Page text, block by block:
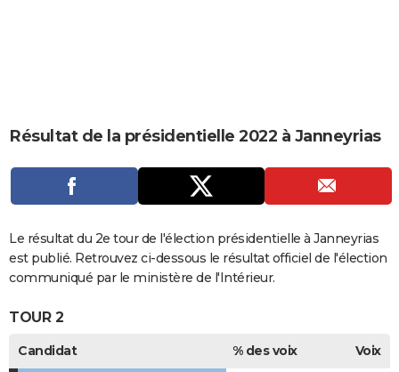
CARTE DE VOEUX
DICTIONNAIRE
Dictionnaire
Biographies
Expressions
Proverbes
PROGRAMME TV
COPAINS D'AVANT
S'inscrire
Se connecter
Lycées
Collèges
Primaires
Universités
Entreprises
Service militaire
Avis de recherche
AVIS DE DÉCÈS
FORUM
Bricolage
Culture
Television
Voyage
Résultat de la présidentielle 2022 à Janneyrias
Le résultat du 2e tour de l'élection présidentielle à Janneyrias
est publié. Retrouvez ci-dessous le résultat officiel de l'élection
communiqué par le ministère de l'Intérieur.
TOUR 2
Candidat % des voix
Voix